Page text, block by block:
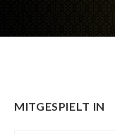
MITGESPIELT IN